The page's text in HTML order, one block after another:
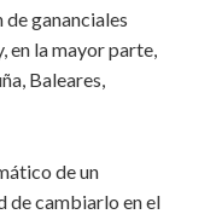
de gananciales
en la mayor parte,
Baleares,
de un
de cambiarlo en el